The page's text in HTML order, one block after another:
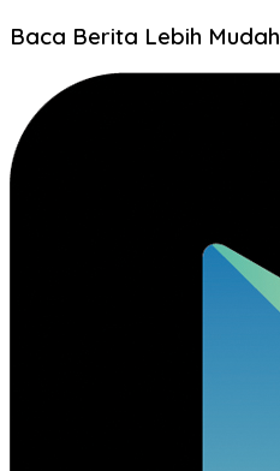
Baca Berita Lebih Mudah